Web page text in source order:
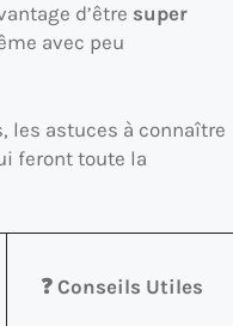
d’être super
avec peu
les astuces à connaître
feront toute la
❓ Conseils Utiles